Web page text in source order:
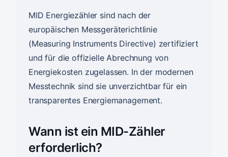
MID Energiezähler sind nach der
europäischen Messgeräterichtlinie
(Measuring Instruments Directive) zertifiziert
und für die offizielle Abrechnung von
Energiekosten zugelassen. In der modernen
Messtechnik sind sie unverzichtbar für ein
transparentes Energiemanagement.
Wann ist ein MID-Zähler
erforderlich?